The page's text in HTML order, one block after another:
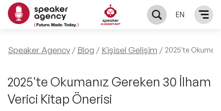
EN
KONUŞMACILAR
Yerel Konuşmacılar
Global Konuşmacılar
KONULAR
Öne Çıkan Konular
ÇÖZÜMLER
Speaker Agency Blog Kişisel Gelişim 2025'te
2025'te Okumanız Gereken 30 İlham
Verici Kitap Önerisi